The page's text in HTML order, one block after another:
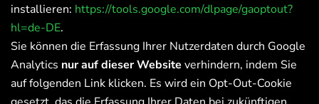
installieren: https://tools.google.com/dlpage/gaoptout?
hl=de-DE.
Sie können die Erfassung Ihrer Nutzerdaten durch Google
Analytics nur auf dieser Website verhindern, indem Sie
auf folgenden Link klicken. Es wird ein Opt-Out-Cookie